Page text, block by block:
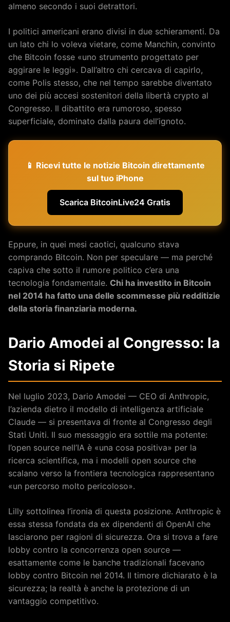
almeno secondo i suoi detrattori.
I politici americani erano divisi in due schieramenti. Da
un lato chi lo voleva vietare, come Manchin, convinto
che Bitcoin fosse «uno strumento progettato per
aggirare le leggi». Dall’altro chi cercava di capirlo,
come Polis stesso, che nel tempo sarebbe diventato
uno dei più accesi sostenitori della libertà crypto al
Congresso. Il dibattito era rumoroso, spesso
superficiale, dominato dalla paura dell’ignoto.
📱 Ricevi tutte le notizie Bitcoin direttamente
sul tuo iPhone
Scarica BitcoinLive24 Gratis
Eppure, in quei mesi caotici, qualcuno stava
comprando Bitcoin. Non per speculare — ma perché
capiva che sotto il rumore politico c’era una
tecnologia fondamentale. Chi ha investito in Bitcoin
nel 2014 ha fatto una delle scommesse più redditizie
della storia finanziaria moderna.
Dario Amodei al Congresso: la
Storia si Ripete
Nel luglio 2023, Dario Amodei — CEO di Anthropic,
l’azienda dietro il modello di intelligenza artificiale
Claude — si presentava di fronte al Congresso degli
Stati Uniti. Il suo messaggio era sottile ma potente:
l’open source nell’IA è «una cosa positiva» per la
ricerca scientifica, ma i modelli open source che
scalano verso la frontiera tecnologica rappresentano
«un percorso molto pericoloso».
Lilly sottolinea l’ironia di questa posizione. Anthropic è
essa stessa fondata da ex dipendenti di OpenAI che
lasciarono per ragioni di sicurezza. Ora si trova a fare
lobby contro la concorrenza open source —
esattamente come le banche tradizionali facevano
lobby contro Bitcoin nel 2014. Il timore dichiarato è la
sicurezza; la realtà è anche la protezione di un
vantaggio competitivo.